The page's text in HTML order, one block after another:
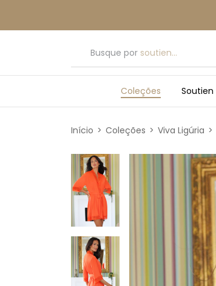
Busque por soutien...
Coleções Soutien
Início > Coleções > Viva Ligúria >